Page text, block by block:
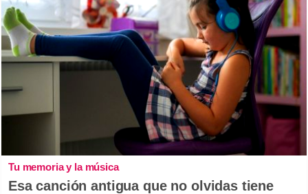
Tu memoria y la música
Esa canción antigua que no olvidas tiene